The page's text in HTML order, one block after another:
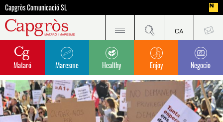
Capgròs Comunicació SL
Mataró Maresme Healthy Enjoy Negocio